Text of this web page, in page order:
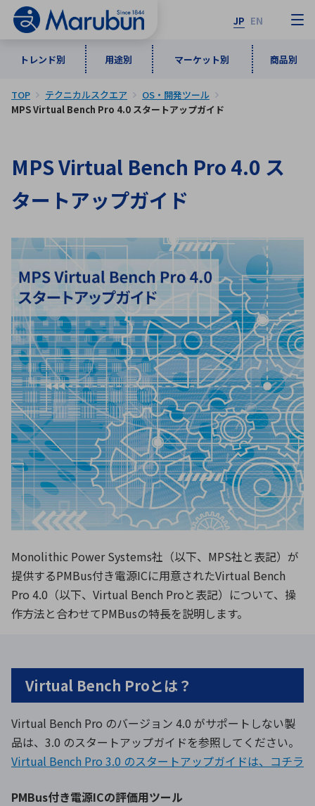
JP EN
トレンド別 用途別 マーケット別 商品別
トレンド別
インダストリアルDXソリューション
ワイヤレス給電
ロボティクス（AI）
データセンタ・クラウド
ミリ波レーダー
ブログ｜ここから始まる最新技術
用途別
通信・ネットワーク
計測・検出
品質管理・検査
接着・接合
製品製造・加工
レーダ・衛星通信
照射
シミュレーター
環境構築・開発システム
半導体・電子部品小ロット
マーケット別
情報通信 宇宙・防衛
民生 医療
商品別
計測・測定・表示機器 検査・分析機器
ICTソリューション 組立・ロボティクス
レーザー・光学部品 組込コンピュータ
特定用途向け・その他 サービス
メーカ一覧
あ行 か行 さ行
ら行
わ行
アルファベット順
A B C
D
E
F G
H
I
J K
L
M
N O
P
Q
R S
T
U
V W
X
Y
Z
TOP テクニカルスクエア
OS・開発ツール
MPS Virtual Bench Pro 4.0 スタートアップガイド
MPS Virtual Bench Pro 4.0 ス
タートアップガイド
Monolithic Power Systems社（以下、MPS社と表記）が
提供するPMBus付き電源ICに用意されたVirtual Bench
Pro 4.0（以下、Virtual Bench Proと表記）について、操
作方法と合わせてPMBusの特長を説明します。
Virtual Bench Proとは？
Virtual Bench Pro のバージョン 4.0 がサポートしない製
品は、3.0 のスタートアップガイドを参照してください。
Virtual Bench Pro 3.0 のスタートアップガイドは、コチラ
PMBus付き電源ICの評価用ツール